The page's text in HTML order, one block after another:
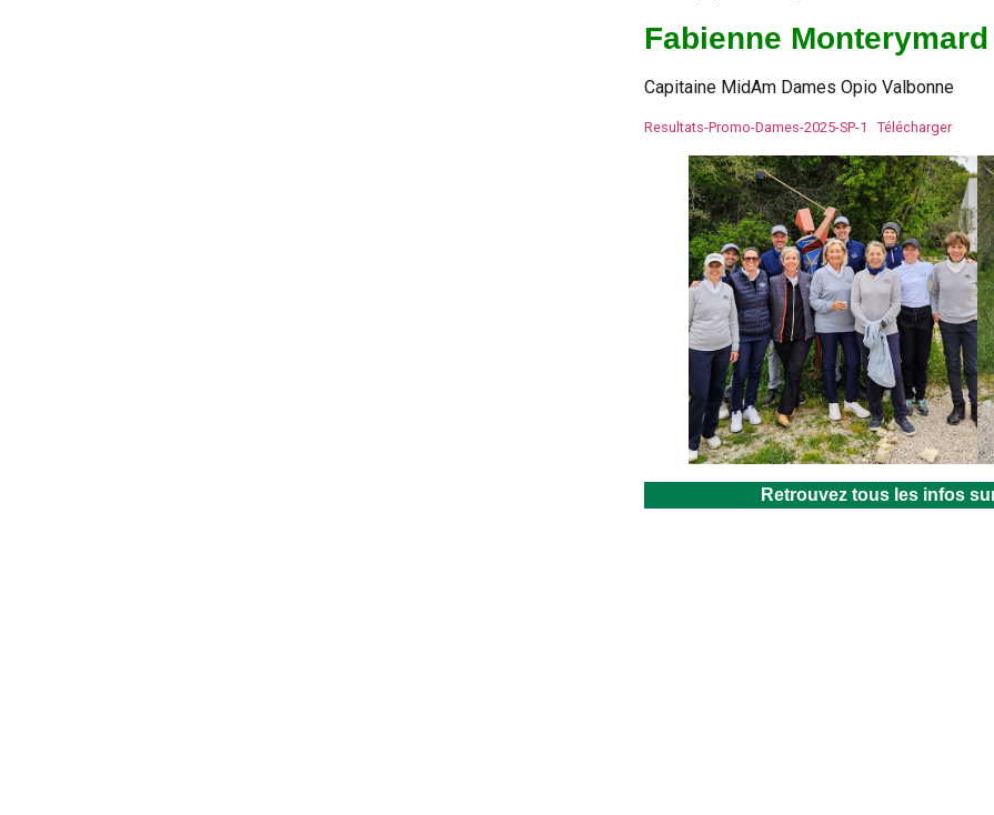
Fabienne Monterymard
Capitaine MidAm Dames Opio Valbonne
Resultats-Promo-Dames-2025-SP-1 Télécharger
Retrouvez tous les infos